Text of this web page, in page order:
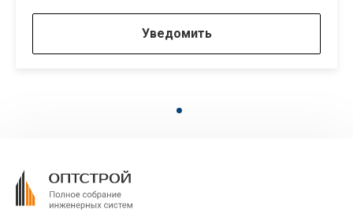
Уведомить